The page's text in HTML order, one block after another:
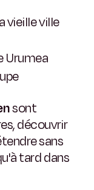
vieille ville
Urumea
sont
découvrir
sans
tard dans